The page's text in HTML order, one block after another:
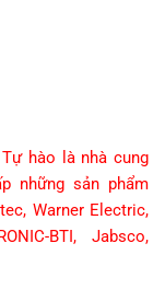
hào là nhà cung
những sản phẩm
Warner Electric,
BTI, Jabsco,